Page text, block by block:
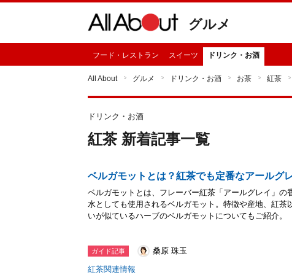
グルメ
フード・レストラン スイーツ ドリンク・お酒
All About グルメ ドリンク・お酒 お茶 紅茶
ドリンク・お酒
紅茶 新着記事一覧
ベルガモットとは？紅茶でも定番なアールグ
ベルガモットとは、フレーバー紅茶「アールグレイ」の
水としても使用されるベルガモット。特徴や産地、紅茶
いが似ているハーブのベルガモットについてもご紹介。
ガイド記事
桑原 珠玉
紅茶関連情報